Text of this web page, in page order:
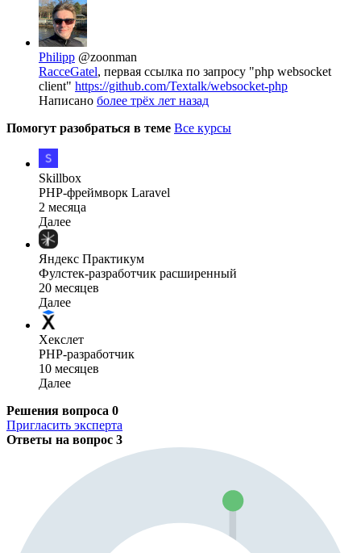
Philipp @zoonman
RacceGatel, первая ссылка по запросу "php websocket
client" https://github.com/Textalk/websocket-php
Написано более трёх лет назад
Помогут разобраться в теме Все курсы
Skillbox
PHP-фреймворк Laravel
2 месяца
Далее
Яндекс Практикум
Фулстек-разработчик расширенный
20 месяцев
Далее
Хекслет
PHP-разработчик
10 месяцев
Далее
Решения вопроса 0
Пригласить эксперта
Ответы на вопрос 3